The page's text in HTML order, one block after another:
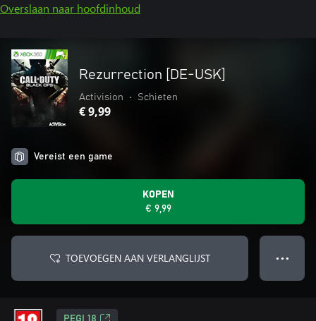
Overslaan naar hoofdinhoud
Rezurrection [DE-USK]
Activision • Schieten
€ 9,99
Vereist een game
KOPEN
€ 9,99
TOEVOEGEN AAN VERLANGLIJST ● ● ●
PEGI 18